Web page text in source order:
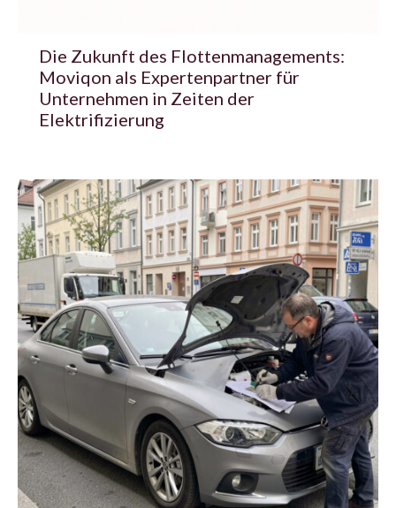
Die Zukunft des Flottenmanagements:
Moviqon als Expertenpartner für
Unternehmen in Zeiten der
Elektrifizierung